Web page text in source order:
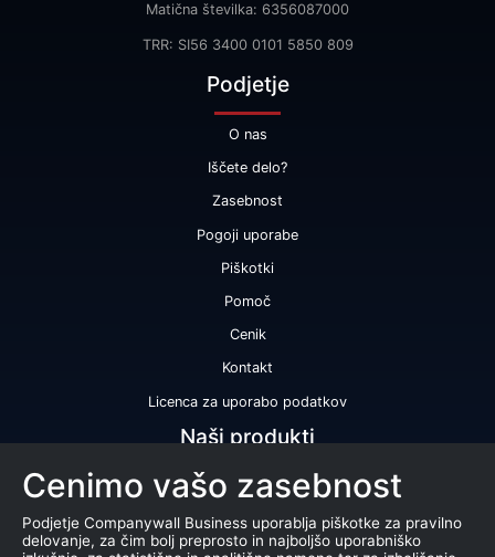
Matična številka: 6356087000
TRR: SI56 3400 0101 5850 809
Podjetje
O nas
Iščete delo?
Zasebnost
Pogoji uporabe
Piškotki
Pomoč
Cenik
Kontakt
Licenca za uporabo podatkov
Naši produkti
Bonitetna ocena
Bonitetno poročilo
Certifikat bonitetne odličnosti
Cenimo vašo zasebnost
Podjetje Companywall Business uporablja piškotke za pravilno
delovanje, za čim bolj preprosto in najboljšo uporabniško